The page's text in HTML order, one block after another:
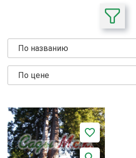
По названию
По цене